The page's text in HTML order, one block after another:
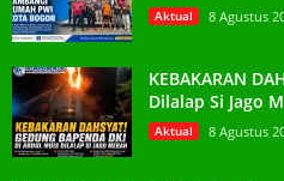
Aktual 8 Agustus
KEBAKARAN
Dilalap Si Jago
Aktual 8 Agustus